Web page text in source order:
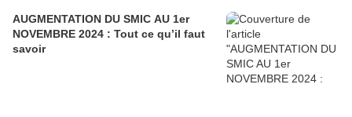
AUGMENTATION DU SMIC AU 1er
NOVEMBRE 2024 : Tout ce qu’il faut
savoir